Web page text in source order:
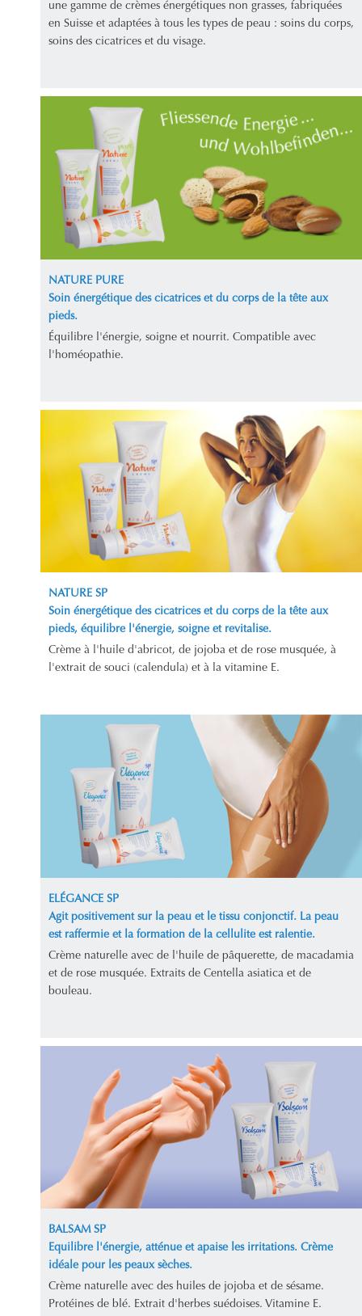
une gamme de crèmes énergétiques non grasses, fabriquées
en Suisse et adaptées à tous les types de peau : soins du corps,
soins des cicatrices et du visage.
NATURE PURE
Soin énergétique des cicatrices et du corps de la tête aux
pieds.
Équilibre l'énergie, soigne et nourrit. Compatible avec
l'homéopathie.
NATURE SP
Soin énergétique des cicatrices et du corps de la tête aux
pieds, équilibre l'énergie, soigne et revitalise.
Crème à l'huile d'abricot, de jojoba et de rose musquée, à
l'extrait de souci (calendula) et à la vitamine E.
ELÉGANCE SP
Agit positivement sur la peau et le tissu conjonctif. La peau
est raffermie et la formation de la cellulite est ralentie.
Crème naturelle avec de l'huile de pâquerette, de macadamia
et de rose musquée. Extraits de Centella asiatica et de
bouleau.
BALSAM SP
Equilibre l'énergie, atténue et apaise les irritations. Crème
idéale pour les peaux sèches.
Crème naturelle avec des huiles de jojoba et de sésame.
Protéines de blé. Extrait d'herbes suédoises. Vitamine E.